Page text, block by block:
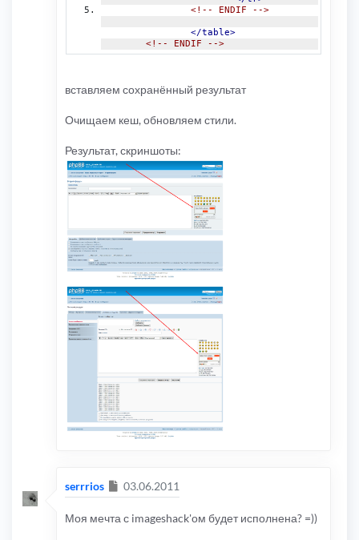
<!-- ENDIF -->
</table>
<!-- ENDIF -->
вставляем сохранённый результат
Очищаем кеш, обновляем стили.
Результат, скриншоты:
serrrios Сообщение
03.06.2011
Моя мечта с imageshack'ом будет исполнена? =))